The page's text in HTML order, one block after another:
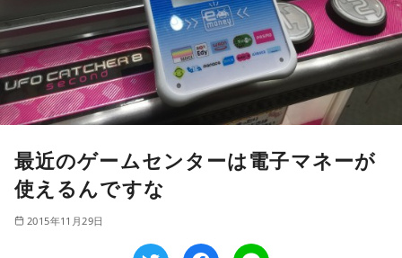
最近のゲームセンターは電子マネーが
使えるんですな
2015年11月29日